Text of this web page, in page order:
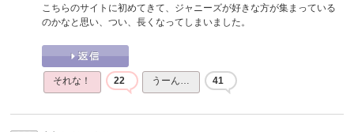
こちらのサイトに初めてきて、ジャニーズが好きな方が集まっている
のかなと思い、つい、長くなってしまいました。
それな！ 22 うーん… 41